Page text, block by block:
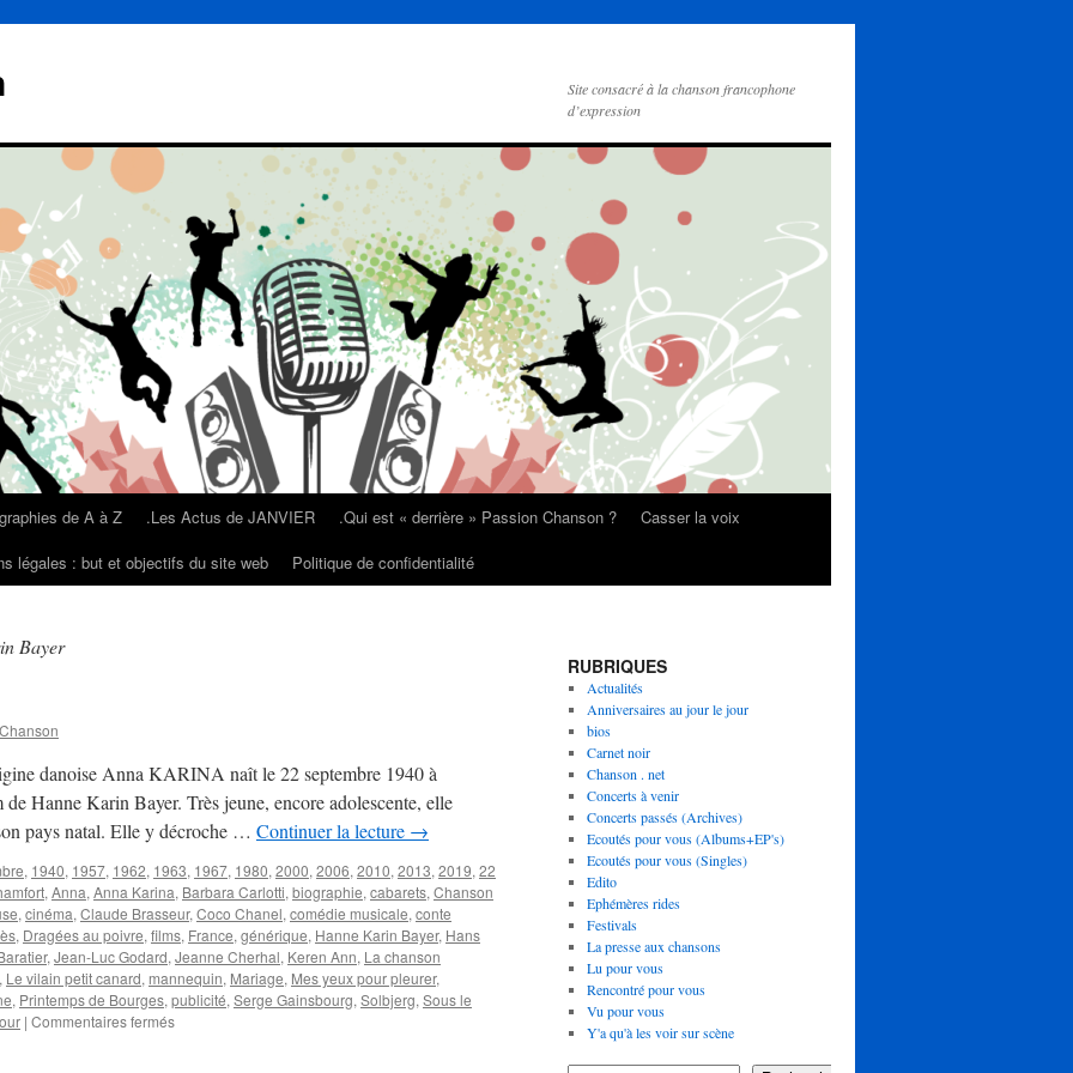
Site consacré à la chanson francophone
d’expression
de A à Z .Les Actus de JANVIER .Qui est « derrière » Passion Chanson ?
Casser la voix
légales : but et objectifs du site web Politique de confidentialité
Bayer
danoise Anna KARINA naît le 22 septembre 1940 à
Hanne Karin Bayer. Très jeune, encore adolescente, elle
pays natal. Elle y décroche … Continuer la lecture →
, 1940, 1957, 1962, 1963, 1967, 1980, 2000, 2006, 2010, 2013, 2019, 22
, Anna, Anna Karina, Barbara Carlotti, biographie, cabarets, Chanson
, cinéma, Claude Brasseur, Coco Chanel, comédie musicale, conte
, Dragées au poivre, films, France, générique, Hanne Karin Bayer, Hans
, Jean-Luc Godard, Jeanne Cherhal, Keren Ann, La chanson
, Le vilain petit canard, mannequin, Mariage, Mes yeux pour pleurer,
, Printemps de Bourges, publicité, Serge Gainsbourg, Solbjerg, Sous le
| Commentaires ferméssur
RUBRIQUES
Actualités
Anniversaires au jour le jour
bios
Carnet noir
Chanson . net
Concerts à venir
Concerts passés (Archives)
Ecoutés pour vous (Albums+EP's)
Ecoutés pour vous (Singles)
Edito
Ephémères rides
Festivals
La presse aux chansons
Lu pour vous
Rencontré pour vous
Vu pour vous
Y'a qu'à les voir sur scène